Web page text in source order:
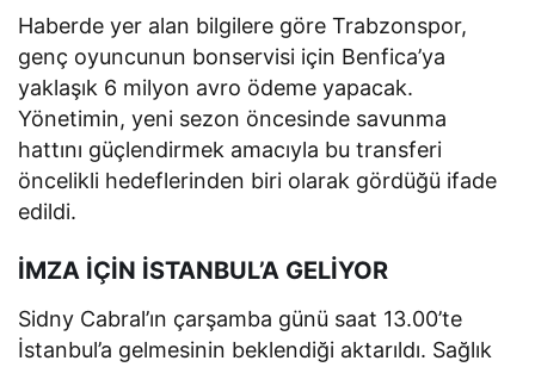
Haberde yer alan bilgilere göre Trabzonspor,
genç oyuncunun bonservisi için Benfica’ya
yaklaşık 6 milyon avro ödeme yapacak.
Yönetimin, yeni sezon öncesinde savunma
hattını güçlendirmek amacıyla bu transferi
öncelikli hedeflerinden biri olarak gördüğü ifade
edildi.
İMZA İÇİN İSTANBUL’A GELİYOR
Sidny Cabral’ın çarşamba günü saat 13.00’te
İstanbul’a gelmesinin beklendiği aktarıldı. Sağlık